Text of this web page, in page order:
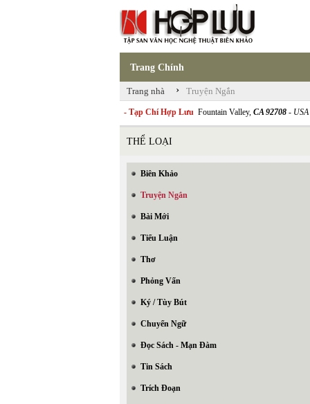
Trang Chính
Trang nhà › Truyện Ngắn
- Tạp Chí Hợp Lưu Fountain Valley, CA 92708 - USA
THỂ LOẠI
Biên Khảo
Truyện Ngắn
Bài Mới
Tiểu Luận
Thơ
Phỏng Vấn
Ký / Tùy Bút
Chuyển Ngữ
Đọc Sách - Mạn Đàm
Tin Sách
Trích Đoạn